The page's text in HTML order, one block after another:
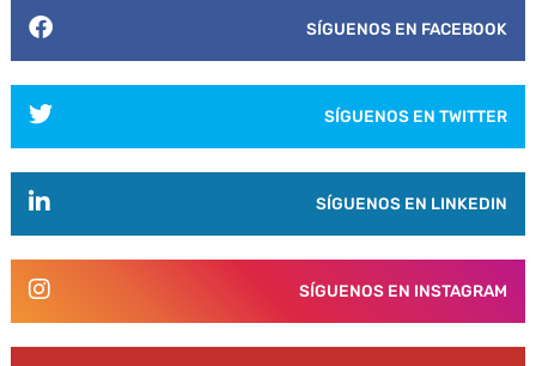
SÍGUENOS EN FACEBOOK
SÍGUENOS EN TWITTER
SÍGUENOS EN LINKEDIN
SÍGUENOS EN INSTAGRAM